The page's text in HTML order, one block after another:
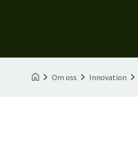
Om oss Innovation